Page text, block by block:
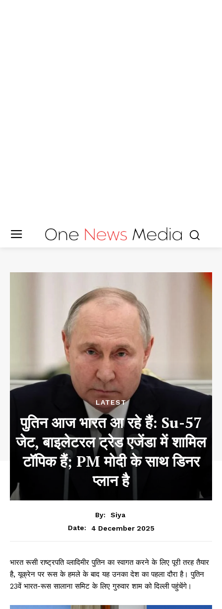
LATEST
पुतिन आज भारत आ रहे हैं: Su-57
जेट, बाइलेटरल ट्रेड एजेंडा में शामिल
टॉपिक हैं; PM मोदी के साथ डिनर
प्लान है
By:
Siya
Date:
4 December 2025
भारत रूसी राष्ट्रपति व्लादिमीर पुतिन का स्वागत करने के लिए पूरी तरह तैयार
है, यूक्रेन पर रूस के हमले के बाद यह उनका देश का पहला दौरा है। पुतिन
23वें भारत-रूस सालाना समिट के लिए गुरुवार शाम को दिल्ली पहुंचेंगे।